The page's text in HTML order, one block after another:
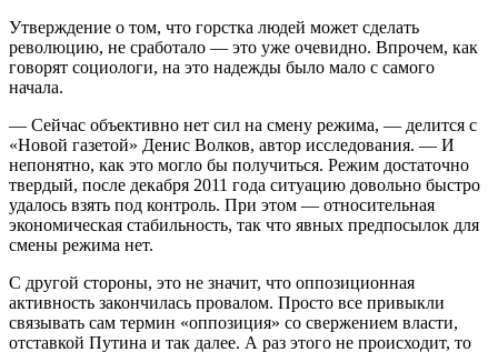
Утверждение о том, что горстка людей может сделать
революцию, не сработало — это уже очевидно. Впрочем, как
говорят социологи, на это надежды было мало с самого
начала.
— Сейчас объективно нет сил на смену режима, — делится с
«Новой газетой» Денис Волков, автор исследования. — И
непонятно, как это могло бы получиться. Режим достаточно
твердый, после декабря 2011 года ситуацию довольно быстро
удалось взять под контроль. При этом — относительная
экономическая стабильность, так что явных предпосылок для
смены режима нет.
С другой стороны, это не значит, что оппозиционная
активность закончилась провалом. Просто все привыкли
связывать сам термин «оппозиция» со свержением власти,
отставкой Путина и так далее. А раз этого не происходит, то